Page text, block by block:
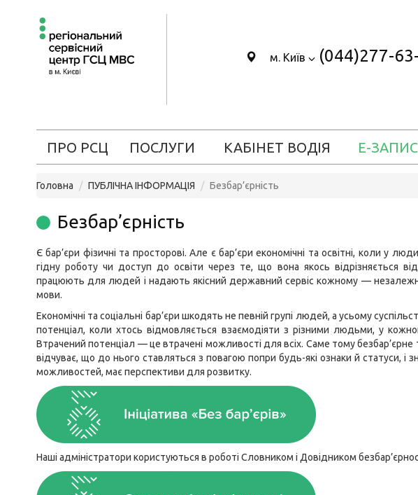
м. Київ (044)277-
ПРО РСЦ ПОСЛУГИ КАБІНЕТ ВОДІЯ Е-ЗАПИС
Головна ПУБЛІЧНА ІНФОРМАЦІЯ Безбар’єрність
Безбар’єрність
Є бар’єри фізичні та просторові. Але є бар’єри економічні та освітні, коли у
гідну роботу чи доступ до освіти через те, що вона якось відрізняється
працюють для людей і надають якісний державний сервіс кожному — незалежно
мови.
Економічні та соціальні бар’єри шкодять не певній групі людей, а усьому
потенціал, коли хтось відмовляється взаємодіяти з різними людьми, у
Втрачений потенціал — це втрачені можливості для всіх. Саме тому безбар’єрне
відчуває, що до нього ставляться з повагою попри будь-які ознаки й статуси, і
можливостей, має перспективи для розвитку.
Наші адміністратори користуються в роботі Словником і Довідником